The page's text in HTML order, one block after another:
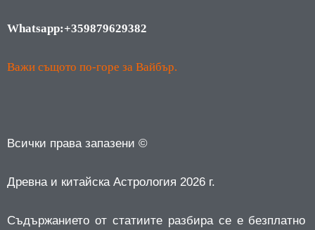
Whatsapp:+359879629382
Важи същото по-горе за Вайбър.
Всички права запазени ©
Древна и китайска Астрология 2026 г.
Съдържанието от статиите разбира се е безплатно